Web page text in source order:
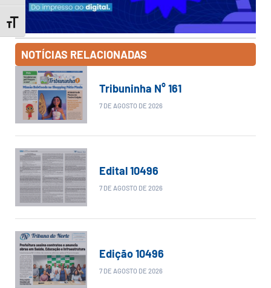
Toggle Font size
NOTÍCIAS RELACIONADAS
Tribuninha N° 161
7 DE AGOSTO DE 2026
Edital 10496
7 DE AGOSTO DE 2026
Edição 10496
7 DE AGOSTO DE 2026